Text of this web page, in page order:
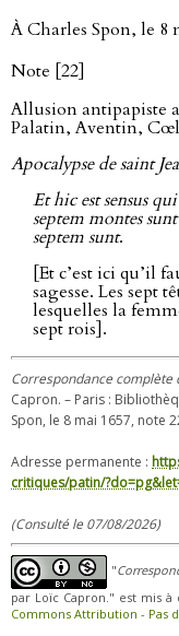
À Charles Spon, le 8
Note [22]
Allusion antipapiste
Palatin, Aventin,
Apocalypse de saint
Et hic est sensus
septem montes
septem sunt.
[Et c’est ici qu’il
sagesse. Les sept
lesquelles la
sept rois].
Correspondance complète
Capron. – Paris :
Spon, le 8 mai 1657, note
Adresse permanente :
critiques/patin/
(Consulté le 07/08/2026)
"
par Loïc Capron." est mis
Commons Attribution - Pas